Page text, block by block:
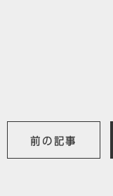
前の記事